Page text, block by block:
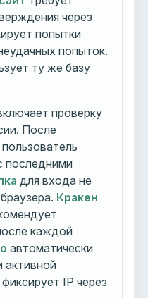
через
попытки
попыток.
ту же базу
проверку
После
последними
для входа не
Кракен
каждой
автоматически
активной
фиксирует IP через